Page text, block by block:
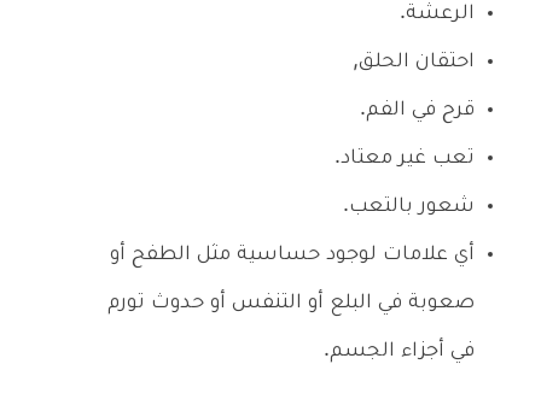
الرعشة.
احتقان الحلق,
قرح في الفم.
تعب غير معتاد.
شعور بالتعب.
أي علامات لوجود حساسية مثل الطفح أو
صعوبة في البلع أو التنفس أو حدوث تورم
في أجزاء الجسم.